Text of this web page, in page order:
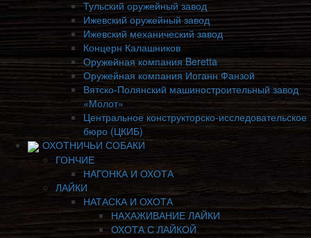
Тульский оружейный завод
Ижевский оружейный завод
Ижевский механический завод
Концерн Калашников
Оружейная компания Beretta
Оружейная компания Иоганн Фанзой
Вятско-Полянский машиностроительный завод
«Молот»
Центральное конструкторско-исследовательское
бюро (ЦКИБ)
ОХОТНИЧЬИ СОБАКИ
ГОНЧИЕ
НАГОНКА И ОХОТА
ЛАЙКИ
НАТАСКА И ОХОТА
НАХАЖИВАНИЕ ЛАЙКИ
ОХОТА С ЛАЙКОЙ